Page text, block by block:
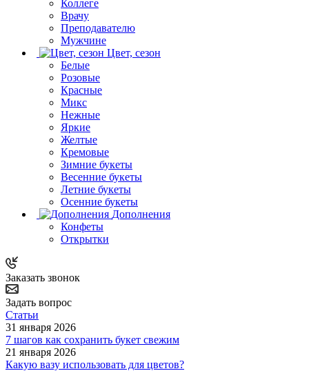
Коллеге
Врачу
Преподавателю
Мужчине
Цвет, сезон
Белые
Розовые
Красные
Микс
Нежные
Яркие
Желтые
Кремовые
Зимние букеты
Весенние букеты
Летние букеты
Осенние букеты
Дополнения
Конфеты
Открытки
Заказать звонок
Задать вопрос
Статьи
31 января 2026
7 шагов как сохранить букет свежим
21 января 2026
Какую вазу использовать для цветов?